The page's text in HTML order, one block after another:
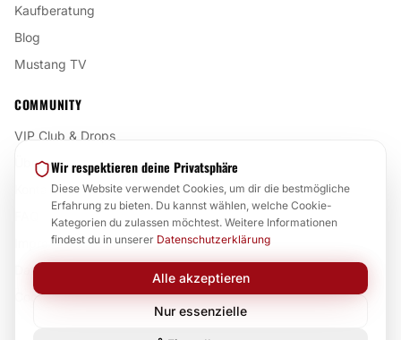
Kaufberatung
Blog
Mustang TV
COMMUNITY
VIP Club & Drops
Über uns
Kontakt
Impressum
Datenschutz
Cookie-Einstellungen
Wir respektieren deine Privatsphäre
Diese Website verwendet Cookies, um dir die bestmögliche
Erfahrung zu bieten. Du kannst wählen, welche Cookie-
Kategorien du zulassen möchtest. Weitere Informationen
findest du in unserer Datenschutzerklärung
Alle akzeptieren
Nur essenzielle